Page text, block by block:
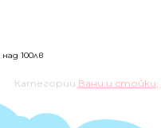
100лв
Категории Вани и стойки,